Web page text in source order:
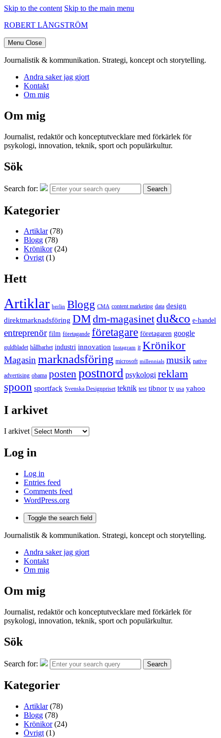
Skip to the content Skip to the main menu
ROBERT LÅNGSTRÖM
Menu Close
Journalistik & kommunikation. Strategi, koncept och storytelling.
Andra saker jag gjort
Kontakt
Om mig
Om mig
Journalist, redaktör och konceptutvecklare med förkärlek för
psykologi, innovation, teknik, sport och populärkultur.
Sök
Search for: Search
Kategorier
Artiklar(78)
Blogg (78)
Krönikor(24)
Övrigt(1)
Hett
Artiklar berlin Blogg CMA content marketing data design
direktmarknadsföring DMdm-magasinet du&co e-handel
entreprenör film företagande företagare företagaren google
guldbladet hållbarhet industri innovation Instagram it Krönikor
Magasinmarknadsföring microsoft millennials musik native
advertising obama posten postnord psykologi reklam
spoon sportfack Svenska Designpriset teknik test tibnor tv usa yahoo
I arkivet
I arkivet
Log in
Log in
Entries feed
Comments feed
WordPress.org
Toggle the search field
Journalistik & kommunikation. Strategi, koncept och storytelling.
Andra saker jag gjort
Kontakt
Om mig
Om mig
Journalist, redaktör och konceptutvecklare med förkärlek för
psykologi, innovation, teknik, sport och populärkultur.
Sök
Search for: Search
Kategorier
Artiklar(78)
Blogg (78)
Krönikor(24)
Övrigt (1)